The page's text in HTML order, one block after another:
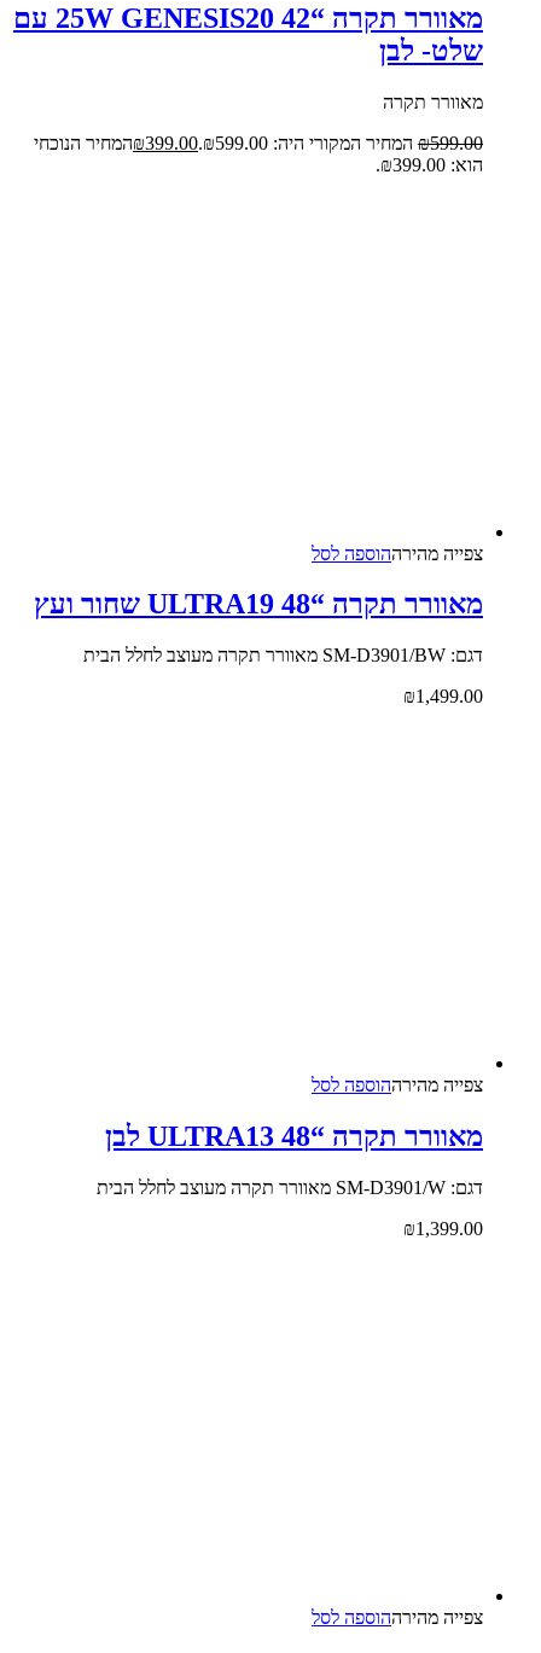
מאוורר תקרה “25W GENESIS20 42 עם
שלט- לבן
מאוורר תקרה
₪599.00 המחיר המקורי היה: ₪599.00. ₪399.00
המחיר הנוכחי
הוא: ₪399.00.
צפייה‬ ‫מהירה‬הוספה לסל
מאוורר תקרה “48 ULTRA19 שחור ועץ
דגם: SM-D3901/BW מאוורר תקרה מעוצב לחלל הבית
₪1,499.00
צפייה‬ ‫מהירה‬הוספה לסל
מאוורר תקרה “48 ULTRA13 לבן
דגם: SM-D3901/W מאוורר תקרה מעוצב לחלל הבית
₪1,399.00
צפייה‬ ‫מהירה‬הוספה לסל